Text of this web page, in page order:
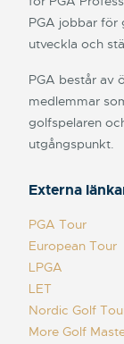
PGA jobbar
utveckla och
PGA består av
medlemmar
golfspelaren
utgångspunkt.
Externa
PGA Tour
European Tour
LPGA
LET
Nordic Golf
More Golf